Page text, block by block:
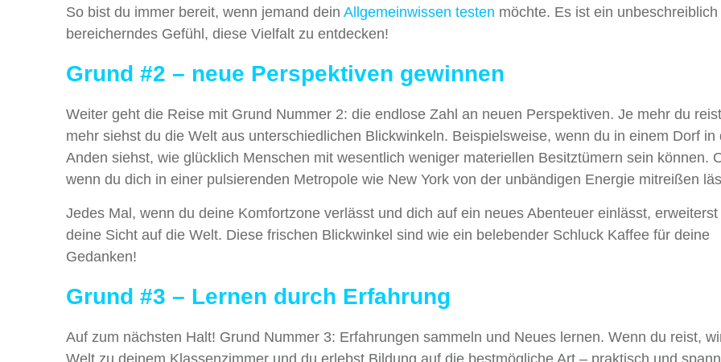
So bist du immer bereit, wenn jemand dein Allgemeinwissen testen möchte. Es ist ein unbeschreiblich
bereicherndes Gefühl, diese Vielfalt zu entdecken!
Grund #2 – neue Perspektiven gewinnen
Weiter geht die Reise mit Grund Nummer 2: die endlose Zahl an neuen Perspektiven. Je mehr du
mehr siehst du die Welt aus unterschiedlichen Blickwinkeln. Beispielsweise, wenn du in einem Dorf in
Anden siehst, wie glücklich Menschen mit wesentlich weniger materiellen Besitztümern sein können.
wenn du dich in einer pulsierenden Metropole wie New York von der unbändigen Energie mitreißen
Jedes Mal, wenn du deine Komfortzone verlässt und dich auf ein neues Abenteuer einlässt, erweiterst
deine Sicht auf die Welt. Diese frischen Blickwinkel sind wie ein belebender Schluck Kaffee für deine
Gedanken!
Grund #3 – Lernen durch Erfahrung
Auf zum nächsten Halt! Grund Nummer 3: Erfahrungen sammeln und Neues lernen. Wenn du reist,